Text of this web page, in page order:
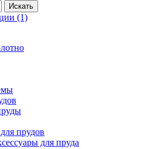
(1)
прудов
для пруда